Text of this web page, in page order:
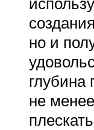
но и
глубина
не